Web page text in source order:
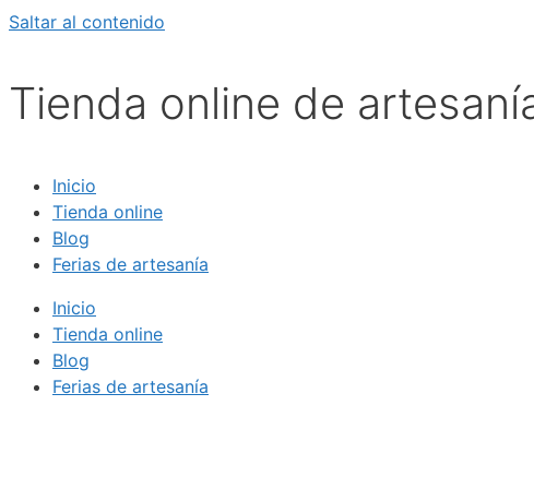
Saltar al contenido
Tienda online de
Inicio
Tienda online
Blog
Ferias de artesanía
Inicio
Tienda online
Blog
Ferias de artesanía